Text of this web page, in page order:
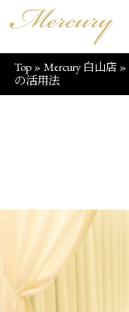
Top» Mercury 白山店»
の活用法